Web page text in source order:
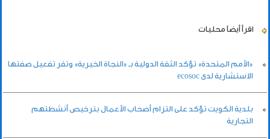
اقرأ أيضاً محليات
«الأمم المتحدة» تؤكد الثقة الدولية بـ «النجاة الخيرية» وتقر تفعيل صفتها
الاستشارية لدى ecosoc
بلدية الكويت تؤكد على التزام أصحاب الأعمال بترخيص أنشطتهم
التجارية